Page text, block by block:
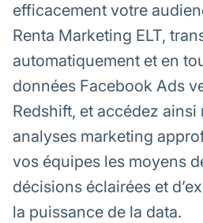
efficacement votre
Renta Marketing ELT,
automatiquement et en
données Facebook Ads
Redshift, et accédez ainsi
analyses marketing
vos équipes les moyens
décisions éclairées et
la puissance de la data.